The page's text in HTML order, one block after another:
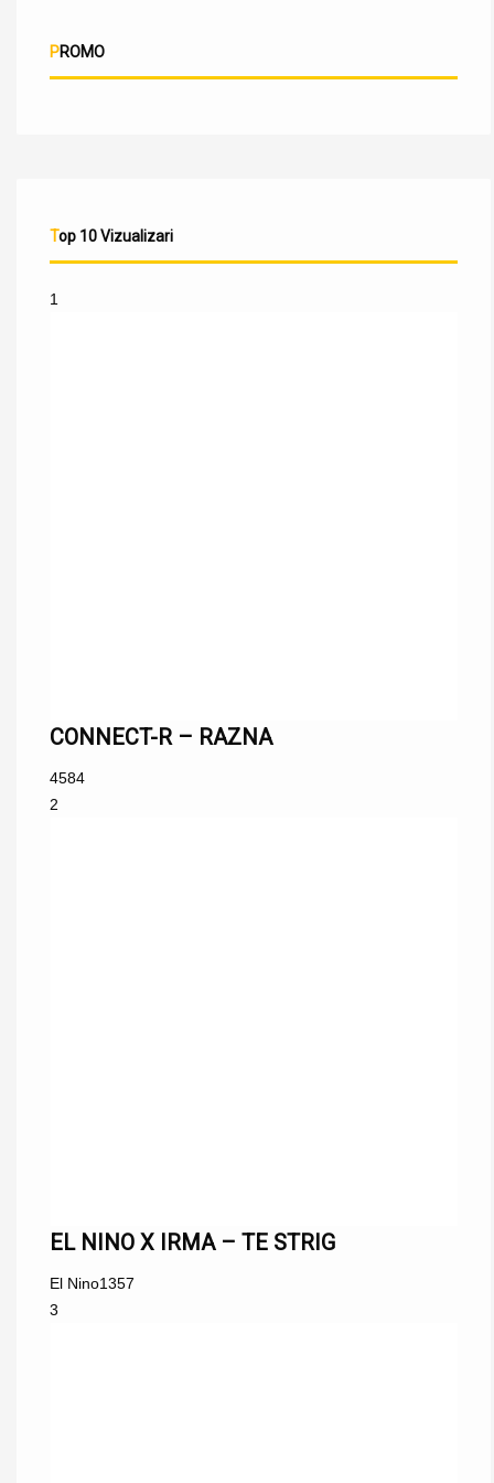
PROMO
Top 10 Vizualizari
1
CONNECT-R – RAZNA
4584
2
EL NINO X IRMA – TE STRIG
El Nino1357
3